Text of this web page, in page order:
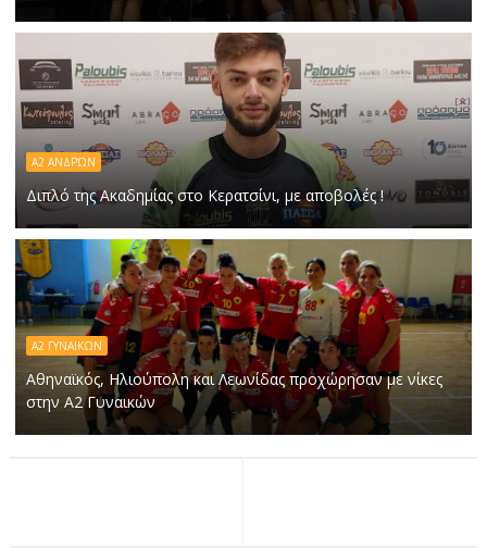
Α2 ΑΝΔΡΏΝ
Διπλό της Ακαδημίας στο Κερατσίνι, με αποβολές !
Α2 ΓΥΝΑΙΚΩΝ
Αθηναϊκός, Ηλιούπολη και Λεωνίδας προχώρησαν με νίκες
στην Α2 Γυναικών